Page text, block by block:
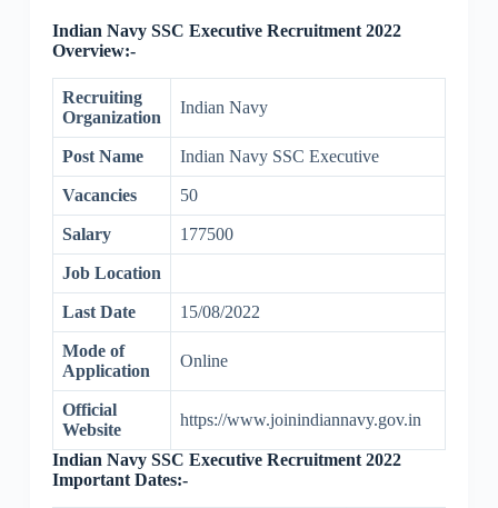
Indian Navy SSC Executive Recruitment 2022
Overview:-
Recruiting
Organization
Indian Navy
Post Name Indian Navy SSC Executive
Vacancies 50
Salary 177500
Job Location
Last Date 15/08/2022
Mode of
Application
Online
Official
Website
https://www.joinindiannavy.gov.in
Indian Navy SSC Executive Recruitment 2022
Important Dates:-